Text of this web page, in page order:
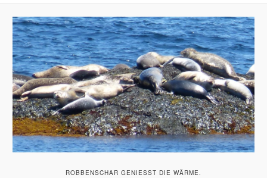
ROBBENSCHAR GENIESST DIE WÄRME.